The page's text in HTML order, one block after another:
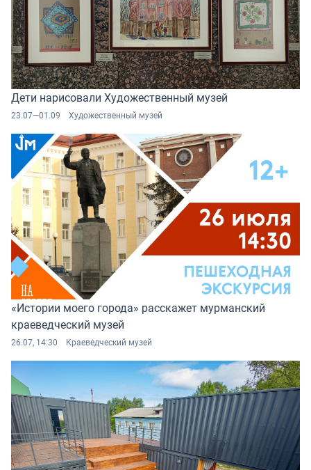
Дети нарисовали Художественный музей
23.07—01.09 Художественный музей
«Истории моего города» расскажет мурманский
краеведческий музей
26.07, 14:30 Краеведческий музей